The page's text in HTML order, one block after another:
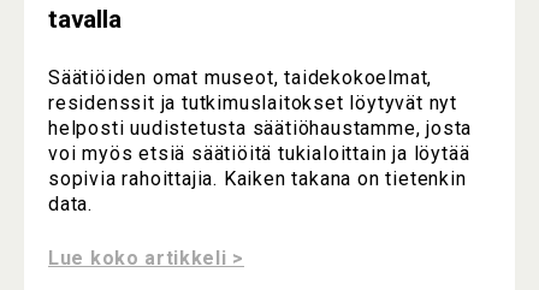
tavalla
Säätiöiden omat museot, taidekokoelmat,
residenssit ja tutkimuslaitokset löytyvät nyt
helposti uudistetusta säätiöhaustamme, josta
voi myös etsiä säätiöitä tukialoittain ja löytää
sopivia rahoittajia. Kaiken takana on tietenkin
data.
Lue koko artikkeli >